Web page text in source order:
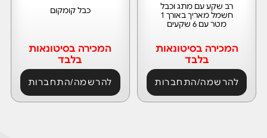
רב שקע עם מתג וכבל
חשמל מאריך באורך 1
מטר עם 6 שקעים
המכירה בסיטונאות
בלבד
להרשמה/התחברות
כבל קומקום
המכירה בסיטונאות
בלבד
להרשמה/התחברות